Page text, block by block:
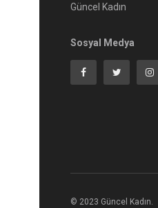
Güncel Kadın
Sosyal Medya
© 2023 Güncel Kadın.